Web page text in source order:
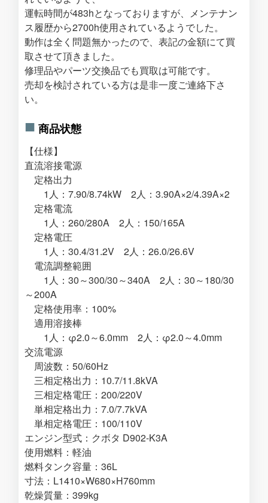
運転時間が483hとなっておりますが、メンテナン
ス履歴から2700h使用されているようでした。
動作は全く問題無かったので、表記の金額にて買
取させて頂きました。
修理品やパーツ交換品でも買取は可能です。
売却を検討されている方は是非一度ご連絡下さ
い。
商品状態
【仕様】
直流溶接電源
定格出力
1人：7.90/8.74kW 2人：3.90A×2/4.39A×2
定格電流
1人：260/280A 2人：150/165A
定格電圧
1人：30.4/31.2V 2人：26.0/26.6V
電流調整範囲
1人：30～300/30～340A 2人：30～180/30
～200A
定格使用率：100%
適用溶接棒
1人：φ2.0～6.0mm 2人：φ2.0～4.0mm
交流電源
周波数：50/60Hz
三相定格出力：10.7/11.8kVA
三相定格電圧：200/220V
単相定格出力：7.0/7.7kVA
単相定格電圧：100/110V
エンジン型式：クボタ D902-K3A
使用燃料：軽油
燃料タンク容量：36L
寸法：L1410×W680×H760mm
乾燥質量：399kg